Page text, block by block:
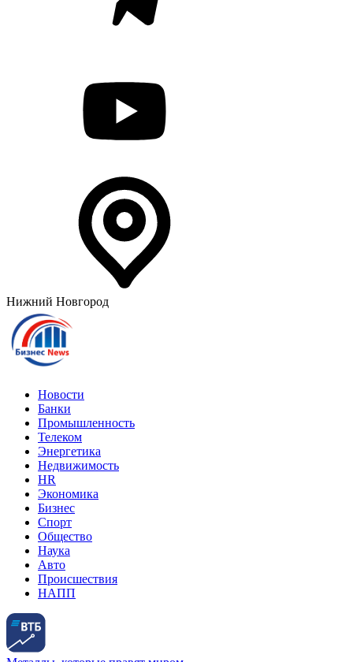
Нижний Новгород
Новости
Банки
Промышленность
Телеком
Энергетика
Недвижимость
HR
Экономика
Бизнес
Спорт
Общество
Наука
Авто
Происшествия
НАПП